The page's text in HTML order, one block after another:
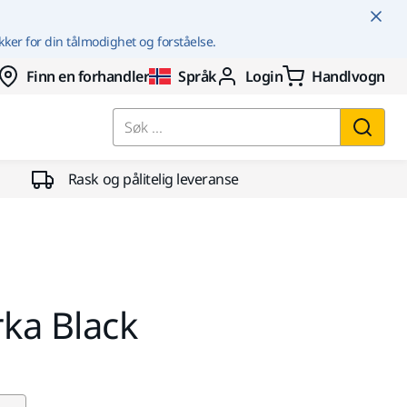
for din tålmodighet og forståelse.
Finn en forhandler Språk Login Handlvogn
Søk ...
Rask og pålitelig leveranse
Black